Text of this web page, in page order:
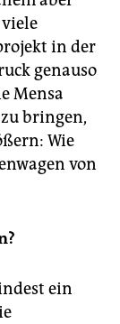
in der
genauso
Mensa
bringen,
Wie
von
ein